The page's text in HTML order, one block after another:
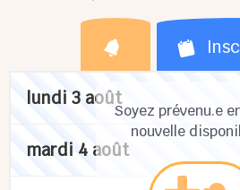
Soyez prévenu.e
nouvelle
lundi 3 août
mardi 4 août